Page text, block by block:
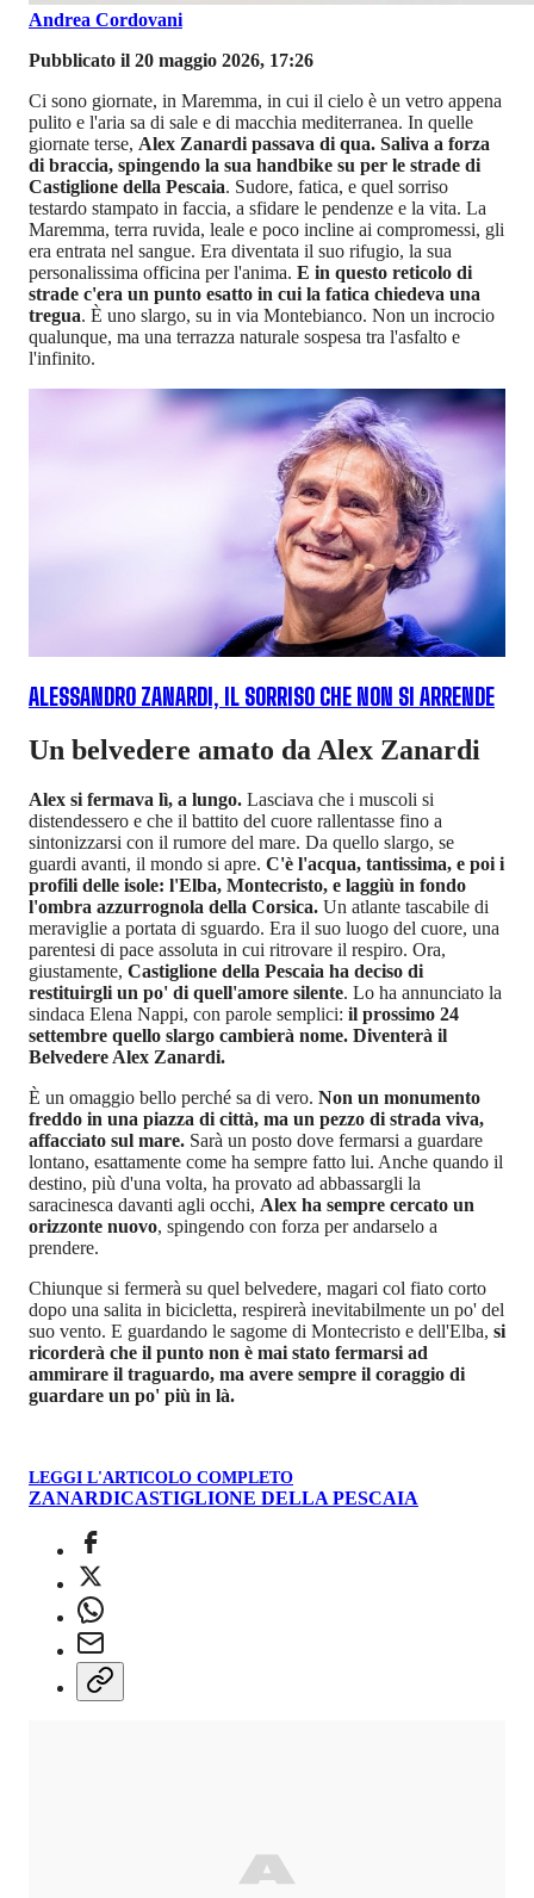
Andrea Cordovani
Pubblicato il 20 maggio 2026, 17:26
Ci sono giornate, in Maremma, in cui il cielo è un vetro appena
pulito e l'aria sa di sale e di macchia mediterranea. In quelle
giornate terse, Alex Zanardi passava di qua. Saliva a forza
di braccia, spingendo la sua handbike su per le strade di
Castiglione della Pescaia. Sudore, fatica, e quel sorriso
testardo stampato in faccia, a sfidare le pendenze e la vita. La
Maremma, terra ruvida, leale e poco incline ai compromessi, gli
era entrata nel sangue. Era diventata il suo rifugio, la sua
personalissima officina per l'anima. E in questo reticolo di
strade c'era un punto esatto in cui la fatica chiedeva una
tregua. È uno slargo, su in via Montebianco. Non un incrocio
qualunque, ma una terrazza naturale sospesa tra l'asfalto e
l'infinito.
ALESSANDRO ZANARDI, IL SORRISO CHE NON SI ARRENDE
Un belvedere amato da Alex Zanardi
Alex si fermava lì, a lungo. Lasciava che i muscoli si
distendessero e che il battito del cuore rallentasse fino a
sintonizzarsi con il rumore del mare. Da quello slargo, se
guardi avanti, il mondo si apre. C'è l'acqua, tantissima, e poi i
profili delle isole: l'Elba, Montecristo, e laggiù in fondo
l'ombra azzurrognola della Corsica. Un atlante tascabile di
meraviglie a portata di sguardo. Era il suo luogo del cuore, una
parentesi di pace assoluta in cui ritrovare il respiro. Ora,
giustamente, Castiglione della Pescaia ha deciso di
restituirgli un po' di quell'amore silente. Lo ha annunciato la
sindaca Elena Nappi, con parole semplici: il prossimo 24
settembre quello slargo cambierà nome. Diventerà il
Belvedere Alex Zanardi.
È un omaggio bello perché sa di vero. Non un monumento
freddo in una piazza di città, ma un pezzo di strada viva,
affacciato sul mare. Sarà un posto dove fermarsi a guardare
lontano, esattamente come ha sempre fatto lui. Anche quando il
destino, più d'una volta, ha provato ad abbassargli la
saracinesca davanti agli occhi, Alex ha sempre cercato un
orizzonte nuovo, spingendo con forza per andarselo a
prendere.
Chiunque si fermerà su quel belvedere, magari col fiato corto
dopo una salita in bicicletta, respirerà inevitabilmente un po' del
suo vento. E guardando le sagome di Montecristo e dell'Elba, si
ricorderà che il punto non è mai stato fermarsi ad
ammirare il traguardo, ma avere sempre il coraggio di
guardare un po' più in là.
LEGGI L'ARTICOLO COMPLETO
ZANARDICASTIGLIONE DELLA PESCAIA